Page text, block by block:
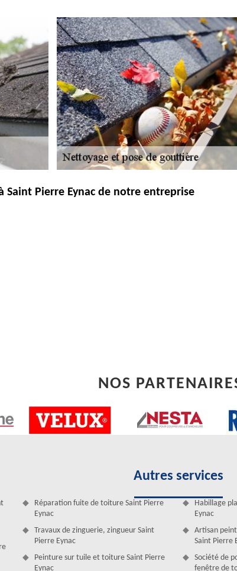
Saint Pierre Eynac de notre entreprise
pour l’étanchéité de la toiture. Pour la pose de gouttière, il
en zinc. D’abord, c’est un matériau solide et son installation
mais surtout il faut bien mesurer la gouttière et la descente.
NOS
Autres services
Réparation fuite de toiture Saint Pierre
Eynac
Travaux de zinguerie, zingueur Saint
Pierre Eynac
Peinture sur tuile et toiture Saint Pierre
Eynac
Habillage
Eynac
Artisan
Saint Pierre
Société de
fenêtre de